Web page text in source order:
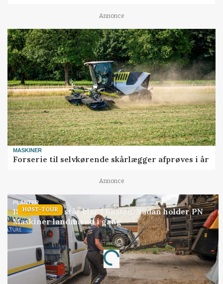
Annonce
MASKINER
Forserie til selvkørende skårlægger afprøves i år
Annonce
HØST-TOUR
PLANTER
18 montører står klar i høsten: Sådan holder PN
Maskiner landmænd i gang
Annonce
Loading...